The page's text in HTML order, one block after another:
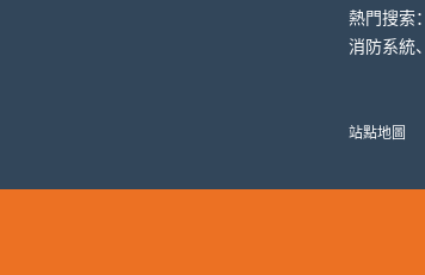
熱門搜索
消防系統
站點地圖